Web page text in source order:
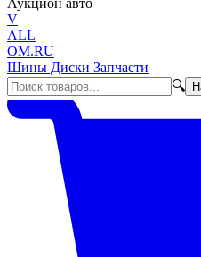
Аукцион авто
V
ALL
OM.RU
Шины Диски Запчасти
🔍